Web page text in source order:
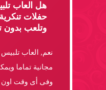
هل العاب
حفلات
وتلعب بدون
نعم, العاب
مجانية تماما
وفى أى وقت اون